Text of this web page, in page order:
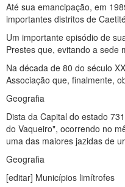
Até sua emancipação, em
importantes distritos de
Um importante episódio de
Prestes que, evitando a sede
Na década de 80 do século
Associação que, finalmente,
Geografia
Dista da Capital do estado
do Vaqueiro", ocorrendo no
uma das maiores jazidas de
Geografia
[editar] Municípios limítrofes